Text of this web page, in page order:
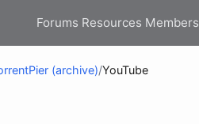
Forums Resources Members
(archive)/YouTube